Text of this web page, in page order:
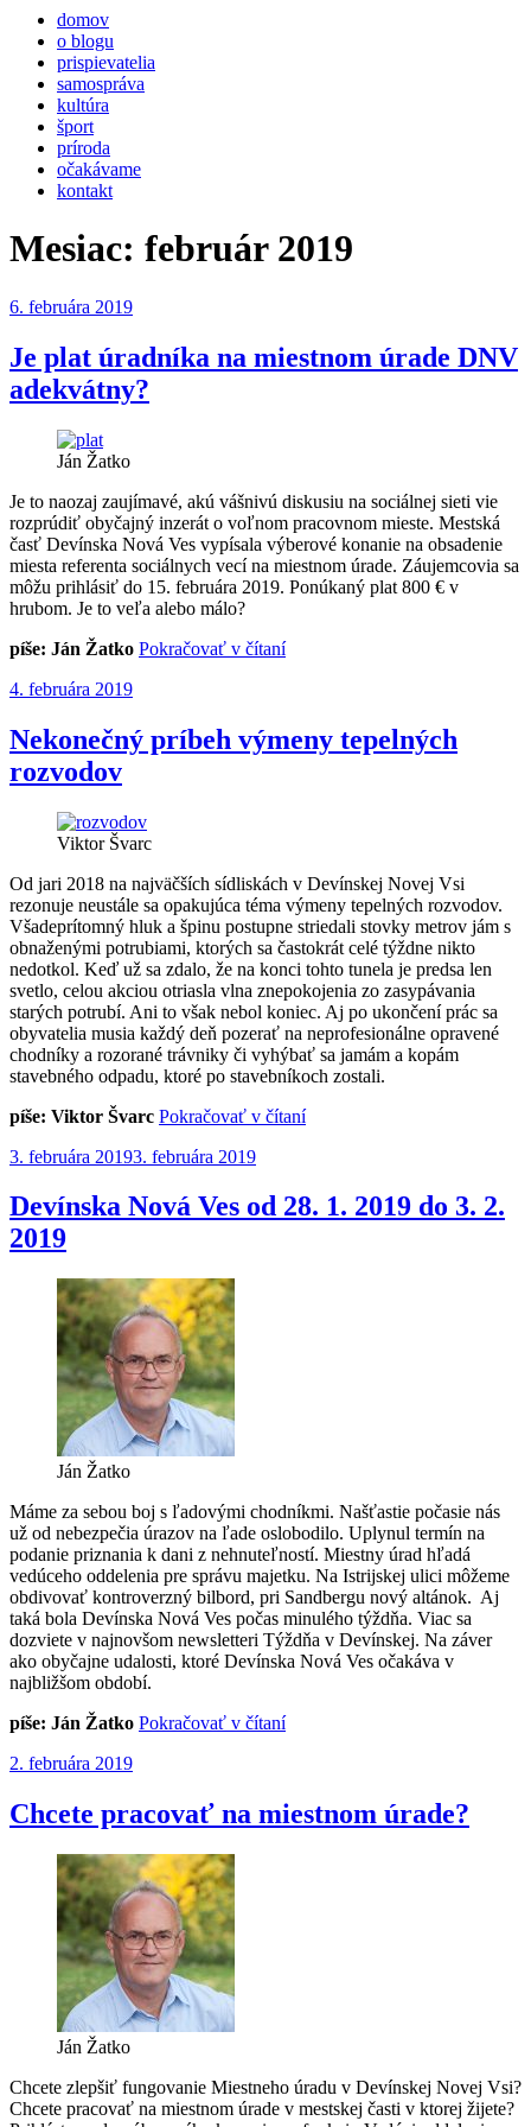
domov
o blogu
prispievatelia
samospráva
kultúra
šport
príroda
očakávame
kontakt
Mesiac: február 2019
Publikované
6. februára 2019
Je plat úradníka na miestnom úrade DNV
adekvátny?
Ján Žatko
Je to naozaj zaujímavé, akú vášnivú diskusiu na sociálnej sieti vie
rozprúdiť obyčajný inzerát o voľnom pracovnom mieste. Mestská
časť Devínska Nová Ves vypísala výberové konanie na obsadenie
miesta referenta sociálnych vecí na miestnom úrade. Záujemcovia sa
môžu prihlásiť do 15. februára 2019. Ponúkaný plat 800 € v
hrubom. Je to veľa alebo málo?
píše: Ján Žatko Pokračovať v čítaní„Je
miestnom
úrade
Publikované
4. februára 2019
Nekonečný príbeh výmeny tepelných
rozvodov
Viktor Švarc
Od jari 2018 na najväčších sídliskách v Devínskej Novej Vsi
rezonuje neustále sa opakujúca téma výmeny tepelných rozvodov.
Všadeprítomný hluk a špinu postupne striedali stovky metrov jám s
obnaženými potrubiami, ktorých sa častokrát celé týždne nikto
nedotkol. Keď už sa zdalo, že na konci tohto tunela je predsa len
svetlo, celou akciou otriasla vlna znepokojenia zo zasypávania
starých potrubí. Ani to však nebol koniec. Aj po ukončení prác sa
obyvatelia musia každý deň pozerať na neprofesionálne opravené
chodníky a rozorané trávniky či vyhýbať sa jamám a kopám
stavebného odpadu, ktoré po stavebníkoch zostali.
píše: Viktor Švarc Pokračovať v čítaní„Nekonečný
rozvodov“
Publikované
3. februára 20193. februára 2019
Devínska Nová Ves od 28. 1. 2019 do 3. 2.
2019
Ján Žatko
Máme za sebou boj s ľadovými chodníkmi. Našťastie počasie nás
už od nebezpečia úrazov na ľade oslobodilo. Uplynul termín na
podanie priznania k dani z nehnuteľností. Miestny úrad hľadá
vedúceho oddelenia pre správu majetku. Na Istrijskej ulici môžeme
obdivovať kontroverzný bilbord, pri Sandbergu nový altánok. Aj
taká bola Devínska Nová Ves počas minulého týždňa. Viac sa
dozviete v najnovšom newsletteri Týždňa v Devínskej. Na záver
ako obyčajne udalosti, ktoré Devínska Nová Ves očakáva v
najbližšom období.
píše: Ján Žatko Pokračovať v čítaní„Devínska
28.
1.
Publikované
2. februára 2019
Chcete pracovať na miestnom úrade?
Ján Žatko
Chcete zlepšiť fungovanie Miestneho úradu v Devínskej Novej Vsi?
Chcete pracovať na miestnom úrade v mestskej časti v ktorej žijete?